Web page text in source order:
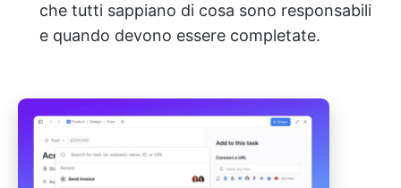
che tutti sappiano di cosa sono responsabili
e quando devono essere completate.